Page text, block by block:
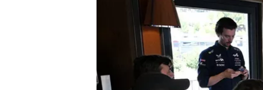
AUTRES CHAMPIONNATS